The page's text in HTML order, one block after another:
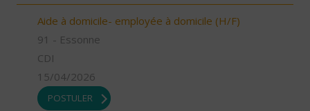
Aide à domicile- employée à domicile (H/F)
91 - Essonne
CDI
15/04/2026
POSTULER